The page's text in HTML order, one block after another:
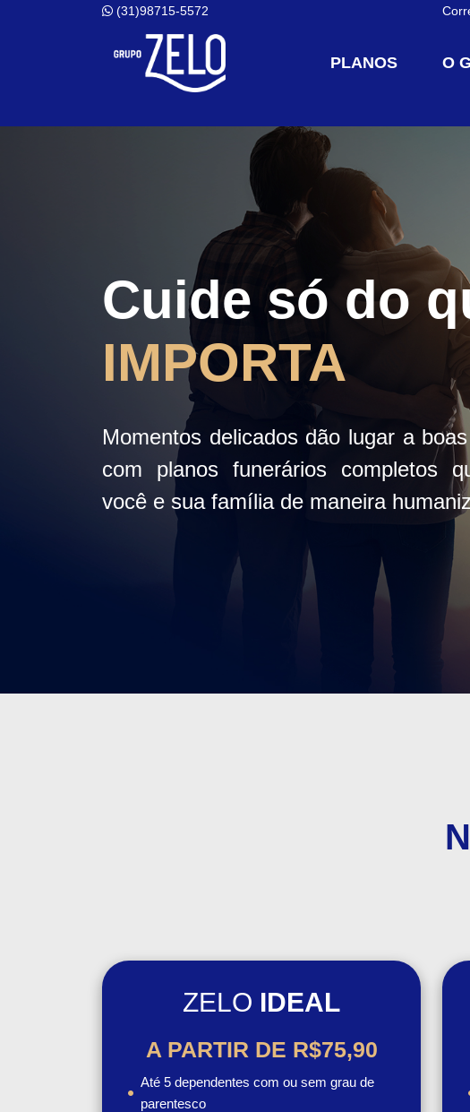
(31)98715-5572
PLANOS O
Cuide só do
IMPORTA
Momentos delicados dão lugar a
com planos funerários completos
você e sua família de maneira
ZELO IDEAL
A PARTIR DE R$75,90
Até 5 dependentes com ou sem grau de
parentesco